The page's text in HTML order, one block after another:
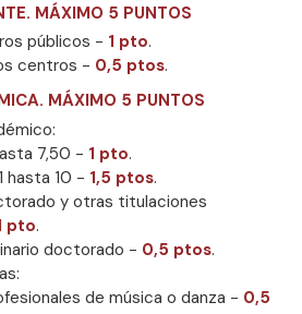
MÁXIMO 5 PUNTOS
públicos - 1 pto.
centros - 0,5 ptos.
MÁXIMO 5 PUNTOS
7,50 - 1 pto.
hasta 10 - 1,5 ptos.
y otras titulaciones
pto.
doctorado - 0,5 ptos.
de música o danza - 0,5